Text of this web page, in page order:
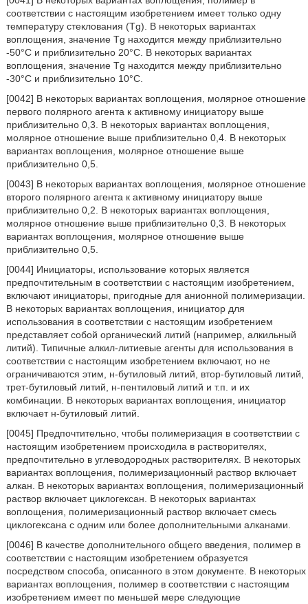
соответствии с настоящим изобретением имеет только одну
температуру стеклования (Tg). В некоторых вариантах
воплощения, значение Tg находится между приблизительно
-50°C и приблизительно 20°C. В некоторых вариантах
воплощения, значение Tg находится между приблизительно
-30°C и приблизительно 10°C.
[0042] В некоторых вариантах воплощения, молярное отношение
первого полярного агента к активному инициатору выше
приблизительно 0,3. В некоторых вариантах воплощения,
молярное отношение выше приблизительно 0,4. В некоторых
вариантах воплощения, молярное отношение выше
приблизительно 0,5.
[0043] В некоторых вариантах воплощения, молярное отношение
второго полярного агента к активному инициатору выше
приблизительно 0,2. В некоторых вариантах воплощения,
молярное отношение выше приблизительно 0,3. В некоторых
вариантах воплощения, молярное отношение выше
приблизительно 0,5.
[0044] Инициаторы, использование которых является
предпочтительным в соответствии с настоящим изобретением,
включают инициаторы, пригодные для анионной полимеризации.
В некоторых вариантах воплощения, инициатор для
использования в соответствии с настоящим изобретением
представляет собой органический литий (например, алкильный
литий). Типичные алкил-литиевые агенты для использования в
соответствии с настоящим изобретением включают, но не
ограничиваются этим, н-бутиловый литий, втор-бутиловый литий,
трет-бутиловый литий, н-пентиловый литий и т.п. и их
комбинации. В некоторых вариантах воплощения, инициатор
включает н-бутиловый литий.
[0045] Предпочтительно, чтобы полимеризация в соответствии с
настоящим изобретением происходила в растворителях,
предпочтительно в углеводородных растворителях. В некоторых
вариантах воплощения, полимеризационный раствор включает
алкан. В некоторых вариантах воплощения, полимеризационный
раствор включает циклогексан. В некоторых вариантах
воплощения, полимеризационный раствор включает смесь
циклогексана с одним или более дополнительными алканами.
[0046] В качестве дополнительного общего введения, полимер в
соответствии с настоящим изобретением образуется
посредством способа, описанного в этом документе. В некоторых
вариантах воплощения, полимер в соответствии с настоящим
изобретением имеет по меньшей мере следующие